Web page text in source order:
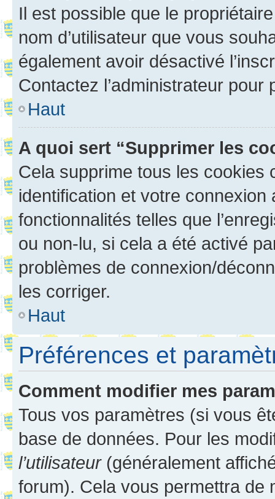
Il est possible que le
nom d’utilisateur que vous
également avoir désactivé
Contactez l’administrateur
Haut
A quoi sert “Supprimer les
Cela supprime tous les cookies
identification et votre
fonctionnalités telles que
ou non-lu, si cela a été activé
problèmes de connexion/
les corriger.
Haut
Préférences et
Comment modifier mes
Tous vos paramètres (si vous
base de données. Pour les
l’utilisateur(généralement
forum). Cela vous permettra de